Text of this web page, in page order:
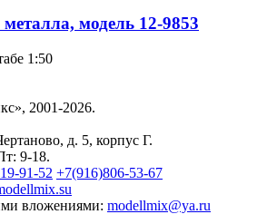
модель 12-9853
1:50
2001-2026.
д. 5, корпус Г.
9-18.
91-52 +7(916)806-53-67
вложениями: modellmix@ya.ru